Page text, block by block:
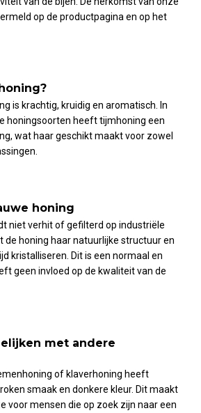
op de productpagina en op het
is krachtig, kruidig en aromatisch. In
honingsoorten heeft tijmhoning een
wat haar geschikt maakt voor zowel
honing
niet verhit of gefilterd op industriële
de honing haar natuurlijke structuur en
kristalliseren. Dit is een normaal en
geen invloed op de kwaliteit van de
met andere
of klaverhoning heeft
smaak en donkere kleur. Dit maakt
voor mensen die op zoek zijn naar een